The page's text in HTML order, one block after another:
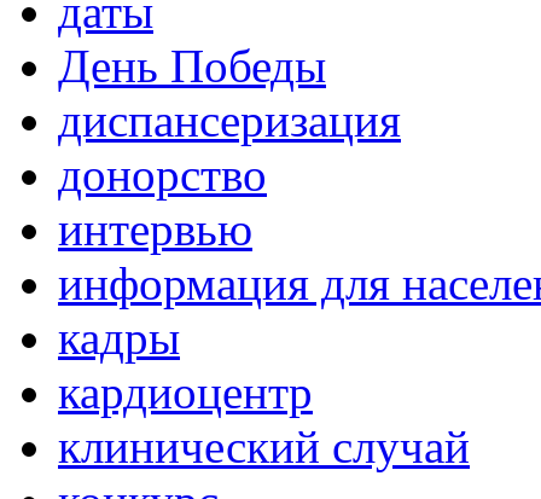
даты
День Победы
диспансеризация
донорство
интервью
информация для
кадры
кардиоцентр
клинический случай